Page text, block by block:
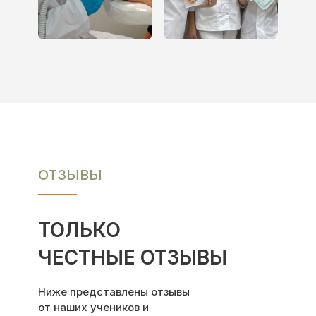
12 ТЕМА
12 ТЕМА
ОТЗЫВЫ
Ниже представлены отзывы
от наших учеников и
ТОЛЬКО
ЧЕСТНЫЕ ОТЗЫВЫ